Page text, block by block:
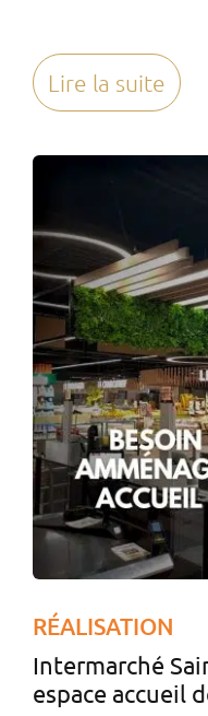
Lire la suite
RÉALISATION
Intermarché
espace accueil